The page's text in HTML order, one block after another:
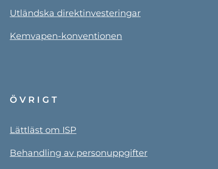
Utländska direktinvesteringar
Kemvapen-konventionen
ÖVRIGT
Lättläst om ISP
Behandling av personuppgifter